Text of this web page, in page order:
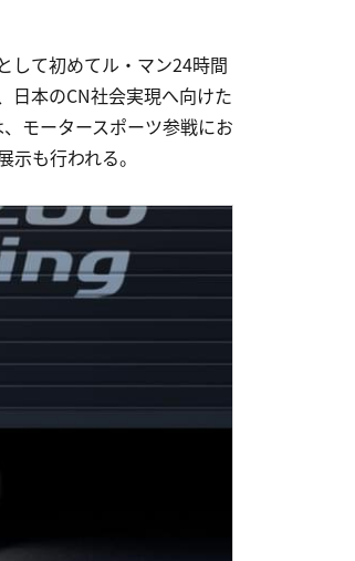
して初めてル・マン24時間
日本のCN社会実現へ向けた
モータースポーツ参戦にお
も行われる。